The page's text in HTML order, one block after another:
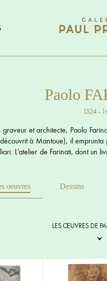
Paolo
1524 -
et architecte, Paolo
à Mantoue), il
L’atelier de Farinati, dont
oeuvres Dessins
LES ŒUVRES DE